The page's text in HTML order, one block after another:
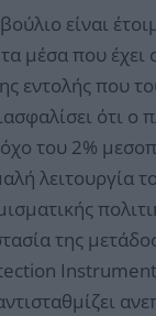
είναι
μέσα που έχει
εντολής που
ότι ο
του 2%
λειτουργία
της
Instrument